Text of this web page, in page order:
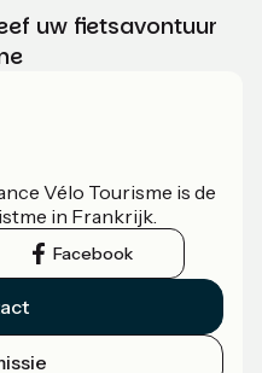
uw fietsavontuur
Vélo Tourisme is de
in Frankrijk.
Facebook